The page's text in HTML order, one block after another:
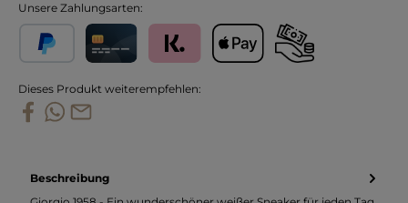
Unsere Zahlungsarten:
Dieses Produkt weiterempfehlen:
Beschreibung